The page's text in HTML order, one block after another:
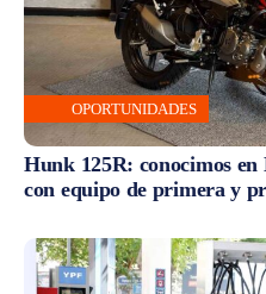
OPORTUNIDADES
Hunk 125R: conocimos
con equipo de primera y